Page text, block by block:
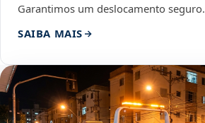
Garantimos um deslocamento seguro.
SAIBA MAIS